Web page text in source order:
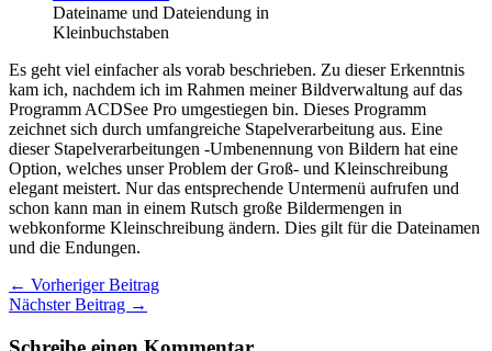
Dateiname und Dateiendung in
Kleinbuchstaben
Es geht viel einfacher als vorab beschrieben. Zu dieser Erkenntnis
kam ich, nachdem ich im Rahmen meiner Bildverwaltung auf das
Programm ACDSee Pro umgestiegen bin. Dieses Programm
zeichnet sich durch umfangreiche Stapelverarbeitung aus. Eine
dieser Stapelverarbeitungen -Umbenennung von Bildern hat eine
Option, welches unser Problem der Groß- und Kleinschreibung
elegant meistert. Nur das entsprechende Untermenü aufrufen und
schon kann man in einem Rutsch große Bildermengen in
webkonforme Kleinschreibung ändern. Dies gilt für die Dateinamen
und die Endungen.
← Vorheriger Beitrag
Nächster Beitrag →